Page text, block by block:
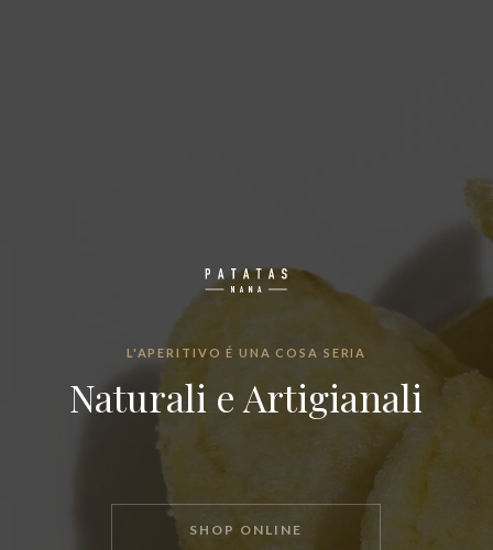
Naturali e Artigianali
L'APERITIVO É UNA COSA SERIA
SHOP ONLINE